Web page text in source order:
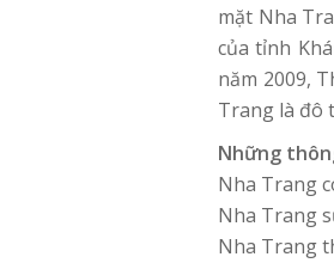
mặt Nha
của tỉnh
năm 2009,
Trang là đô
Những
Nha Trang
Nha Trang
Nha Trang